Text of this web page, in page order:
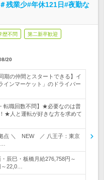
残業少#年休121日#夜勤な
歴不問 第二新卒歓迎
20
期の仲間とスタートできる】イ
インマーケット」のドライバー
転職回数不問】★必要なのは普
★人と運転が好きな方を求めて
点 ＼ NEW ／ 八王子：東京
辰巳・板橋月給276,758円～
22,0…